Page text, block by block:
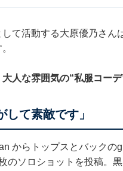
て活動する大原優乃さ
人な雰囲気の“私服コーデ
して素敵です」
からトップスとバック
のソロショットを投稿。